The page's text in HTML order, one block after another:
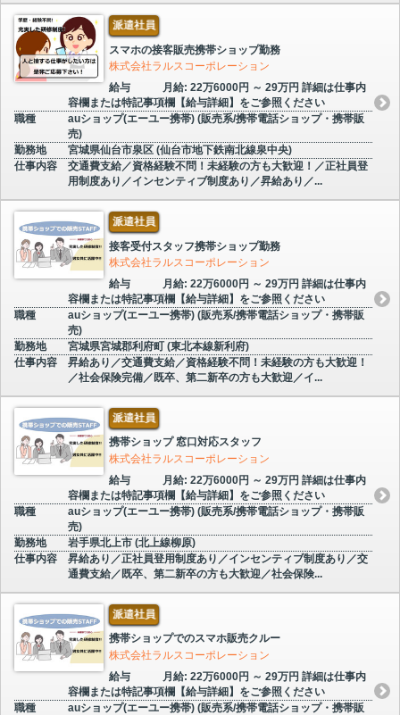
派遣社員
スマホの接客販売携帯ショップ勤務
株式会社ラルスコーポレーション
給与
月給: 22万6000円 ～ 29万円 詳細は仕事内
容欄または特記事項欄【給与詳細】をご参照ください
職種
auショップ(エーユー携帯) (販売系/携帯電話ショップ・携帯販
売)
勤務地
宮城県仙台市泉区 (仙台市地下鉄南北線泉中央)
仕事内容
交通費支給／資格経験不問！未経験の方も大歓迎！／正社員登
用制度あり／インセンティブ制度あり／昇給あり／...
派遣社員
接客受付スタッフ携帯ショップ勤務
株式会社ラルスコーポレーション
給与
月給: 22万6000円 ～ 29万円 詳細は仕事内
容欄または特記事項欄【給与詳細】をご参照ください
職種
auショップ(エーユー携帯) (販売系/携帯電話ショップ・携帯販
売)
勤務地
宮城県宮城郡利府町 (東北本線新利府)
仕事内容
昇給あり／交通費支給／資格経験不問！未経験の方も大歓迎！
／社会保険完備／既卒、第二新卒の方も大歓迎／イ...
派遣社員
携帯ショップ 窓口対応スタッフ
株式会社ラルスコーポレーション
給与
月給: 22万6000円 ～ 29万円 詳細は仕事内
容欄または特記事項欄【給与詳細】をご参照ください
職種
auショップ(エーユー携帯) (販売系/携帯電話ショップ・携帯販
売)
勤務地
岩手県北上市 (北上線柳原)
仕事内容
昇給あり／正社員登用制度あり／インセンティブ制度あり／交
通費支給／既卒、第二新卒の方も大歓迎／社会保険...
派遣社員
携帯ショップでのスマホ販売クルー
株式会社ラルスコーポレーション
給与
月給: 22万6000円 ～ 29万円 詳細は仕事内
容欄または特記事項欄【給与詳細】をご参照ください
職種
auショップ(エーユー携帯) (販売系/携帯電話ショップ・携帯販